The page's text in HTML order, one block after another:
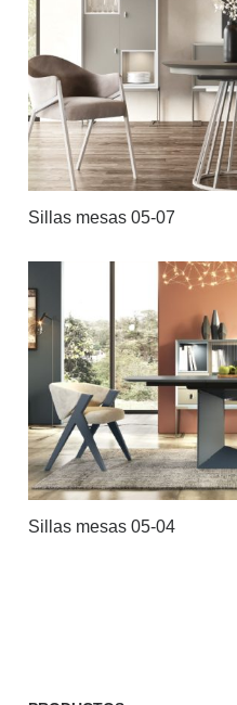
Sillas mesas 05-07
Sillas mesas 05-04